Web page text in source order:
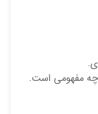
چه مفهومی است.